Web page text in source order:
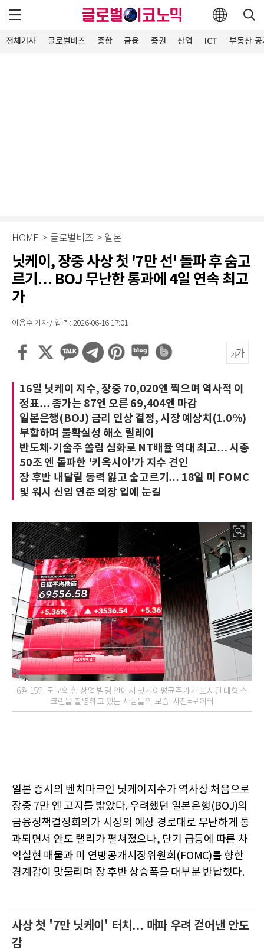
전체기사 글로벌비즈 종합 금융 증권 산업 ICT 부동산·
HOME > 글로벌비즈 > 일본
닛케이, 장중 사상 첫 '7만 선' 돌파 후 숨고
르기… BOJ 무난한 통과에 4일 연속 최고
가
이용수 기자 / 입력 : 2026-06-16 17:01
16일 닛케이 지수, 장중 70,020엔 찍으며 역사적 이
정표… 종가는 87엔 오른 69,404엔 마감
일본은행(BOJ) 금리 인상 결정, 시장 예상치(1.0%)
부합하며 불확실성 해소 릴레이
반도체·기술주 쏠림 심화로 NT배율 역대 최고… 시총
50조 엔 돌파한 '키옥시아'가 지수 견인
장 후반 내달릴 동력 잃고 숨고르기… 18일 미 FOMC
및 워시 신임 연준 의장 입에 눈길
6월 15일 도쿄의 한 상업 빌딩 안에서 닛케이평균주가가 표시된 대형 스
크린을 촬영하고 있는 사람들의 모습. 사진=로이터
일본 증시의 벤치마크인 닛케이지수가 역사상 처음으로
장중 7만 엔 고지를 밟았다. 우려했던 일본은행(BOJ)의
금융정책결정회의가 시장의 예상 경로대로 무난하게 통
과되면서 안도 랠리가 펼쳐졌으나, 단기 급등에 따른 차
익실현 매물과 미 연방공개시장위원회(FOMC)를 향한
경계감이 맞물리며 장 후반 상승폭을 대부분 반납했다.
사상 첫 '7만 닛케이' 터치… 매파 우려 걷어낸 안도
감